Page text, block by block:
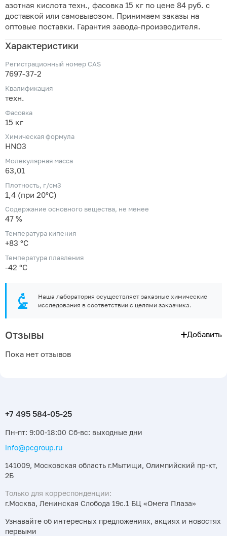
азотная кислота техн., фасовка 15 кг по цене 84 руб. с
доставкой или самовывозом. Принимаем заказы на
оптовые поставки. Гарантия завода-производителя.
Характеристики
Регистрационный номер CAS
7697-37-2
Квалификация
техн.
Фасовка
15 кг
Химическая формула
HNO3
Молекулярная масса
63,01
Плотность, г/см3
1,4 (при 20°C)
Содержание основного вещества, не менее
47 %
Температура кипения
+83 °С
Температура плавления
-42 °С
Наша лаборатория осуществляет заказные химические
исследования в соответствии с целями заказчика.
Отзывы Добавить
Пока нет отзывов
Пн-пт: 9:00-18:00 Сб-вс: выходные дни
info@pcgroup.ru
141009, Московская область г.Мытищи, Олимпийский пр-кт,
2Б
Только для корреспонденции:
г.Москва, Ленинская Слобода 19с.1 БЦ «Омега Плаза»
Узнавайте об интересных предложениях, акциях и новостях
первыми